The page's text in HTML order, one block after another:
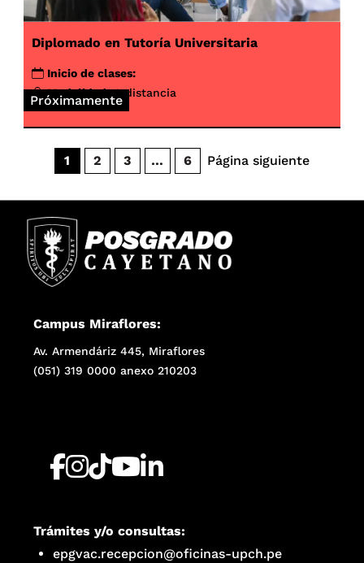
Próximamente
Diplomado en Tutoría Universitaria
Inicio de clases:
Modalidad: A distancia
1 2 3 … 6 Página siguiente
Campus Miraflores:
Av. Armendáriz 445, Miraflores
(051) 319 0000 anexo 210203
Trámites y/o consultas:
epgvac.recepcion@oficinas-upch.pe